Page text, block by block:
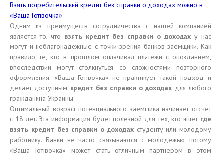
Взять потребительский кредит без справки о доходах можно в
«Ваша Готівочка»
Одним из преимуществ сотрудничества с нашей компанией
является то, что взять кредит без справки о доходах у нас
могут и неблагонадежные с точки зрения банков заемщики. Как
правило, те, кто в прошлом оплачивал платежи с опозданием,
впоследствии могут столкнуться со сложностями повторного
оформления. «Ваша Готівочка» не практикует такой подход и
делает доступным кредит без справки о доходах для любого
гражданина Украины.
Оптимальный возраст потенциального заемщика начинает отсчет
с 18 лет. Эта информация будет полезной для тех, кто ищет где
взять кредит без справки о доходахстуденту или молодому
работнику. Банки не часто связываются с молодежью, потому
«Ваша Готівочка» может стать отличным партнером в этом